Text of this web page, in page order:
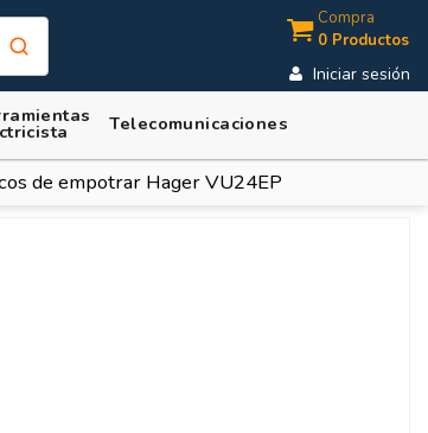
Compra
0 Productos
Iniciar sesión
Telecomunicaciones
de empotrar Hager VU24EP